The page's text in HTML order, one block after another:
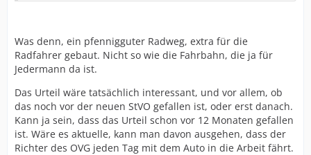
Was denn, ein pfennigguter Radweg, extra für die
Radfahrer gebaut. Nicht so wie die Fahrbahn, die ja für
Jedermann da ist.
Das Urteil wäre tatsächlich interessant, und vor allem, ob
das noch vor der neuen StVO gefallen ist, oder erst danach.
Kann ja sein, dass das Urteil schon vor 12 Monaten gefallen
ist. Wäre es aktuelle, kann man davon ausgehen, dass der
Richter des OVG jeden Tag mit dem Auto in die Arbeit fährt.